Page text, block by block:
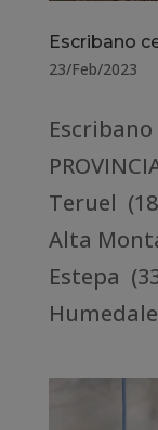
Escribano
23/Feb/2023
Escribano
Teruel
Alta
Estepa